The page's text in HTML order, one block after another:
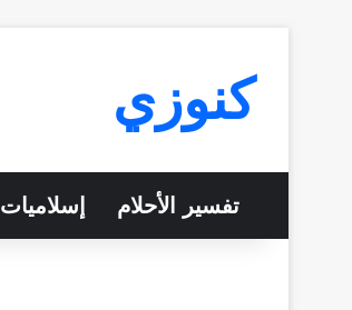
كنوزي
تفسير الأحلام إسلاميات